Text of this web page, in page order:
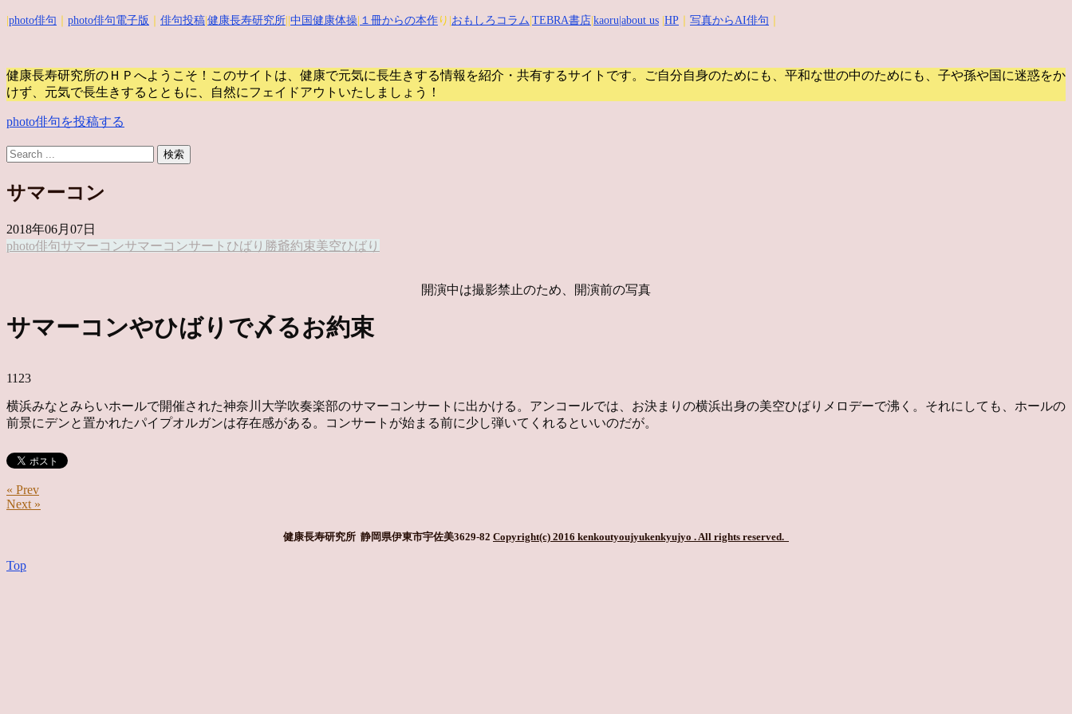
photo俳句 photo俳句電子版 俳句投稿 健康長寿研究所 中国健康体操 １冊からの本作 り| おもしろコラム TEBRA書店 kaoru |about us HP 写真からAI俳句
健康長寿研究所のＨＰへようこそ！このサイトは、健康で元気に長生きする情報を紹介・共有するサイトです。
ご自分自身のためにも、平和な世の中のためにも、子や孫や国に迷惑をか
けず、元気で長生きするとともに、自然にフェイドアウトいたしましょう！
photo俳句を投稿する
サマーコン
2018年06月07日
photo俳句サマーコンサマーコンサート ひばり 勝爺約束美空ひばり
開演中は撮影禁止のため、開演前の写真
サマーコンやひばりで〆るお約束
1123
横浜みなとみらいホールで開催された神奈川大学吹奏楽部のサマーコンサートに出かける。アンコールでは、お決まりの横浜出身の美空ひばりメロデーで沸く。それにしても、ホールの
前景にデンと置かれたパイプオルガンは存在感がある。コンサートが始まる前に少し弾いてくれるといいのだが。
« Prev
Next »
健康長寿研究所 静岡県伊東市宇佐美3629-82 Copyright(c) 2016 kenkoutyoujyukenkyujyo . All rights reserved.
Top